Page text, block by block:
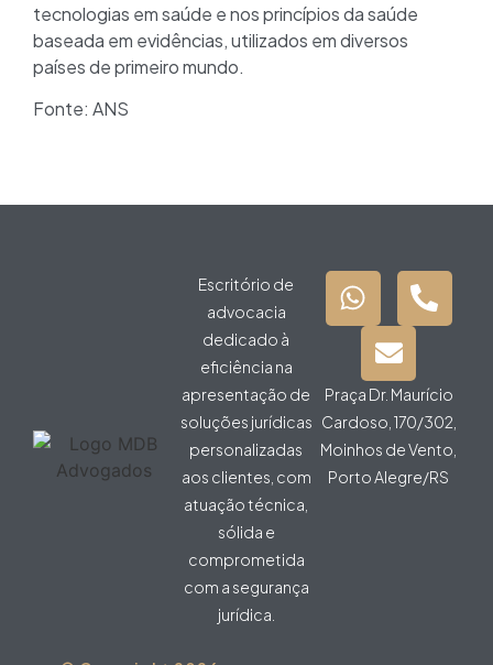
tecnologias em saúde e nos princípios da saúde
baseada em evidências, utilizados em diversos
países de primeiro mundo.
Fonte: ANS
Escritório de
advocacia
dedicado à
eficiência na
apresentação de
soluções jurídicas
personalizadas
aos clientes, com
atuação técnica,
sólida e
comprometida
com a segurança
jurídica.
Praça Dr. Maurício
Cardoso, 170/302,
Moinhos de Vento,
Porto Alegre/RS